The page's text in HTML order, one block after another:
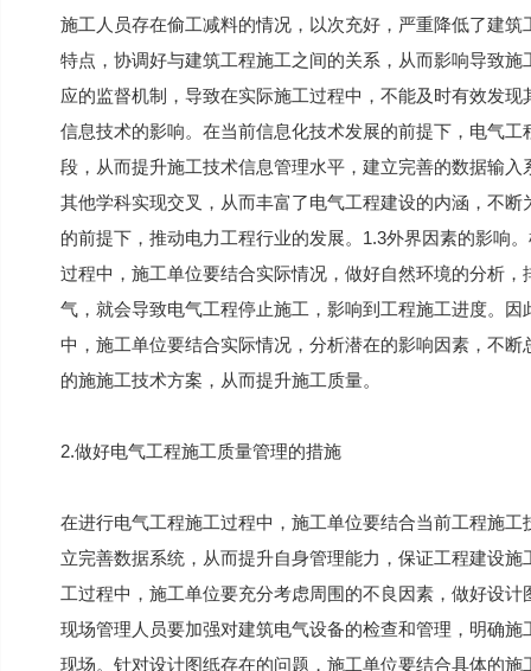
施工人员存在偷工减料的情况，以次充好，严重降低了建
特点，协调好与建筑工程施工之间的关系，从而影响导致
应的监督机制，导致在实际施工过程中，不能及时有效发
信息技术的影响。在当前信息化技术发展的前提下，电气
段，从而提升施工技术信息管理水平，建立完善的数据输
其他学科实现交叉，从而丰富了电气工程建设的内涵，不
的前提下，推动电力工程行业的发展。1.3外界因素的影响
过程中，施工单位要结合实际情况，做好自然环境的分析
气，就会导致电气工程停止施工，影响到工程施工进度。
中，施工单位要结合实际情况，分析潜在的影响因素，不
的施施工技术方案，从而提升施工质量。
2.做好电气工程施工质量管理的措施
在进行电气工程施工过程中，施工单位要结合当前工程施
立完善数据系统，从而提升自身管理能力，保证工程建设
工过程中，施工单位要充分考虑周围的不良因素，做好设
现场管理人员要加强对建筑电气设备的检查和管理，明确
现场。针对设计图纸存在的问题，施工单位要结合具体的